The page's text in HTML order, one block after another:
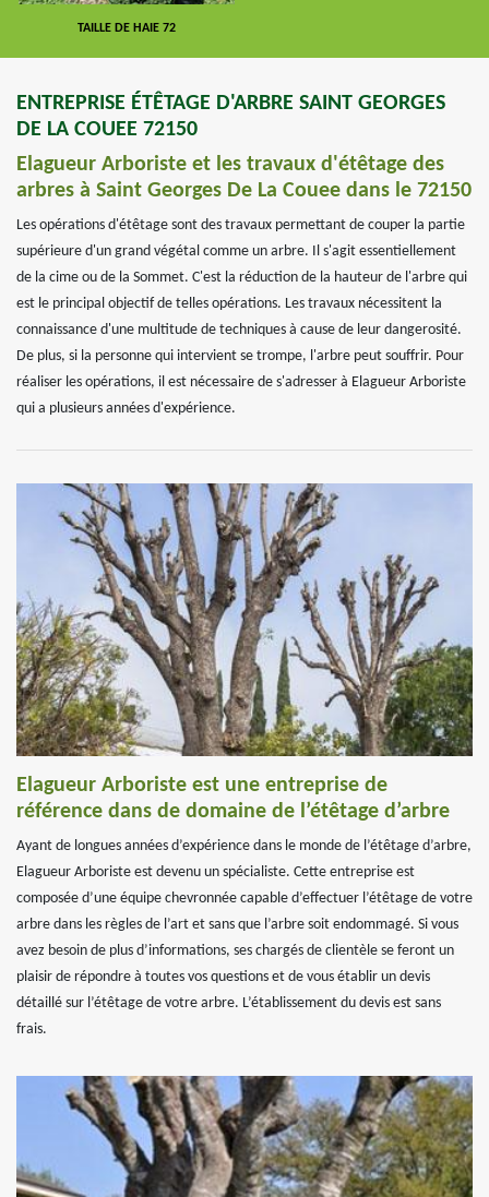
TAILLE DE HAIE 72
ENTREPRISE ÉTÊTAGE D'ARBRE SAINT GEORGES
DE LA COUEE 72150
Elagueur Arboriste et les travaux d'étêtage des
arbres à Saint Georges De La Couee dans le 72150
Les opérations d'étêtage sont des travaux permettant de couper la partie
supérieure d'un grand végétal comme un arbre. Il s'agit essentiellement
de la cime ou de la Sommet. C'est la réduction de la hauteur de l'arbre qui
est le principal objectif de telles opérations. Les travaux nécessitent la
connaissance d'une multitude de techniques à cause de leur dangerosité.
De plus, si la personne qui intervient se trompe, l'arbre peut souffrir. Pour
réaliser les opérations, il est nécessaire de s'adresser à Elagueur Arboriste
qui a plusieurs années d'expérience.
Elagueur Arboriste est une entreprise de
référence dans de domaine de l’étêtage d’arbre
Ayant de longues années d’expérience dans le monde de l’étêtage d’arbre,
Elagueur Arboriste est devenu un spécialiste. Cette entreprise est
composée d’une équipe chevronnée capable d’effectuer l’étêtage de votre
arbre dans les règles de l’art et sans que l’arbre soit endommagé. Si vous
avez besoin de plus d’informations, ses chargés de clientèle se feront un
plaisir de répondre à toutes vos questions et de vous établir un devis
détaillé sur l’étêtage de votre arbre. L’établissement du devis est sans
frais.